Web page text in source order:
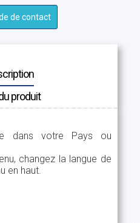
de contact
produit
dans votre Pays ou
changez la langue de
en haut.